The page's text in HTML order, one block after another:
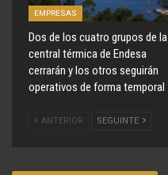
EMPRESAS
Dos de los cuatro grupos de la
central térmica de Endesa
cerrarán y los otros seguirán
operativos de forma temporal
ANTERIOR SEGUINTE